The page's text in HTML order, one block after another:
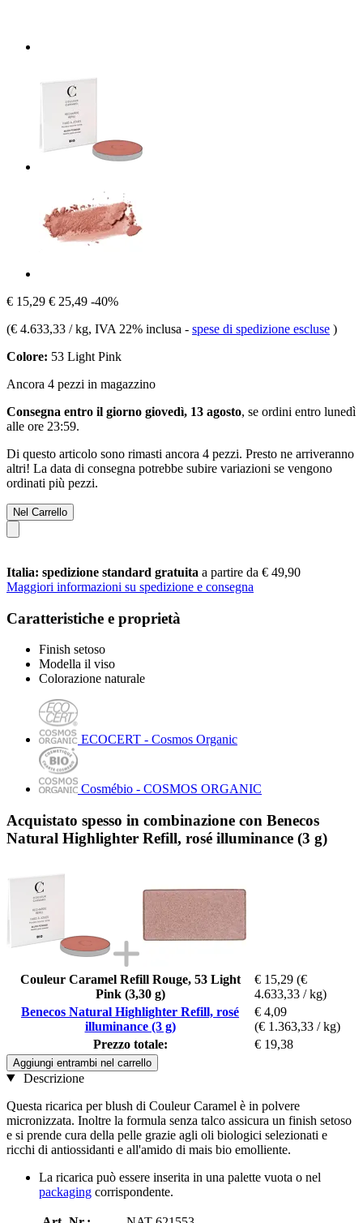
€ 15,29 € 25,49 -40%
(€ 4.633,33 / kg, IVA 22% inclusa - spese di spedizione escluse )
Colore: 53 Light Pink
Ancora 4 pezzi in magazzino
Consegna entro il giorno giovedì, 13 agosto, se ordini entro lunedì
alle ore 23:59.
Di questo articolo sono rimasti ancora 4 pezzi. Presto ne arriveranno
altri! La data di consegna potrebbe subire variazioni se vengono
ordinati più pezzi.
Nel Carrello
Italia: spedizione standard gratuita a partire da € 49,90
Maggiori informazioni su spedizione e consegna
Caratteristiche e proprietà
Finish setoso
Modella il viso
Colorazione naturale
ECOCERT - Cosmos Organic
Cosmébio - COSMOS ORGANIC
Acquistato spesso in combinazione con Benecos
Natural Highlighter Refill, rosé illuminance (3 g)
Couleur Caramel Refill Rouge, 53 Light
Pink (3,30 g)
€ 15,29 (€
4.633,33 / kg)
Benecos Natural Highlighter Refill, rosé
illuminance (3 g)
€ 4,09
(€ 1.363,33 / kg)
Prezzo totale:
€ 19,38
Aggiungi entrambi nel carrello
Descrizione
Questa ricarica per blush di Couleur Caramel è in polvere
micronizzata. Inoltre la formula senza talco assicura un finish setoso
e si prende cura della pelle grazie agli oli biologici selezionati e
ricchi di antiossidanti e all'amido di mais bio emolliente.
La ricarica può essere inserita in una palette vuota o nel
packaging corrispondente.